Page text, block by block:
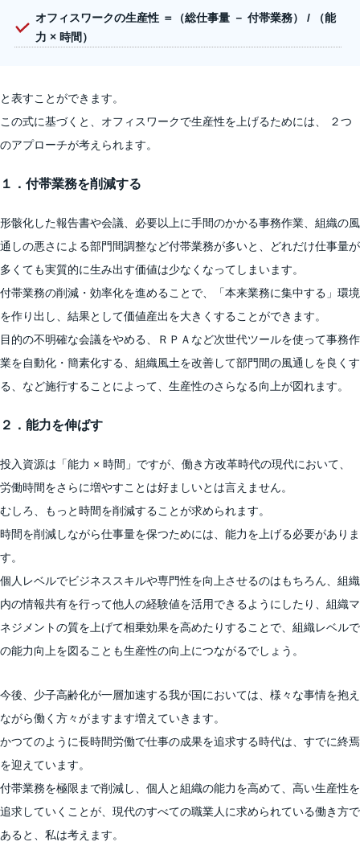
オフィスワークの生産性 ＝（総仕事量 － 付帯業務） / （能
力 × 時間）
と表すことができます。
この式に基づくと、オフィスワークで生産性を上げるためには、 ２つ
のアプローチが考えられます。
１．付帯業務を削減する
形骸化した報告書や会議、必要以上に手間のかかる事務作業、組織の風
通しの悪さによる部門間調整など付帯業務が多いと、どれだけ仕事量が
多くても実質的に生み出す価値は少なくなってしまいます。
付帯業務の削減・効率化を進めることで、「本来業務に集中する」環境
を作り出し、結果として価値産出を大きくすることができます。
目的の不明確な会議をやめる、ＲＰＡなど次世代ツールを使って事務作
業を自動化・簡素化する、組織風土を改善して部門間の風通しを良くす
る、など施行することによって、生産性のさらなる向上が図れます。
２．能力を伸ばす
投入資源は「能力 × 時間」ですが、働き方改革時代の現代において、
労働時間をさらに増やすことは好ましいとは言えません。
むしろ、もっと時間を削減することが求められます。
時間を削減しながら仕事量を保つためには、能力を上げる必要がありま
す。
個人レベルでビジネススキルや専門性を向上させるのはもちろん、組織
内の情報共有を行って他人の経験値を活用できるようにしたり、組織マ
ネジメントの質を上げて相乗効果を高めたりすることで、組織レベルで
の能力向上を図ることも生産性の向上につながるでしょう。
今後、少子高齢化が一層加速する我が国においては、様々な事情を抱え
ながら働く方々がますます増えていきます。
かつてのように長時間労働で仕事の成果を追求する時代は、すでに終焉
を迎えています。
付帯業務を極限まで削減し、個人と組織の能力を高めて、高い生産性を
追求していくことが、現代のすべての職業人に求められている働き方で
あると、私は考えます。